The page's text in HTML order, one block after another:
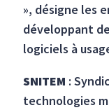
», désigne les
développant
logiciels à
SNITEM :
technologies